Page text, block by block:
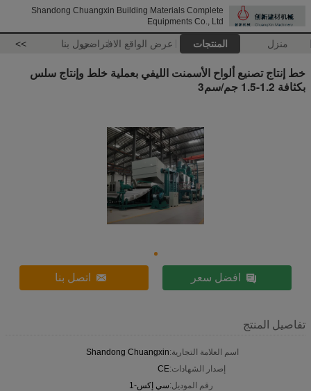
Shandong Chuangxin Building Materials Complete
Equipments Co., Ltd
منزل المنتجات عرض الواقع الافتراضيحول بنا >>
خط إنتاج تصنيع ألواح الأسمنت الليفي بعملية خلط وإنتاج سلس
بكثافة 1.2-1.5 جم/سم3
افضل سعر اتصل بنا
تفاصيل المنتج
اسم العلامة التجارية:Shandong Chuangxin
إصدار الشهادات:CE
رقم الموديل:سي إكس-1